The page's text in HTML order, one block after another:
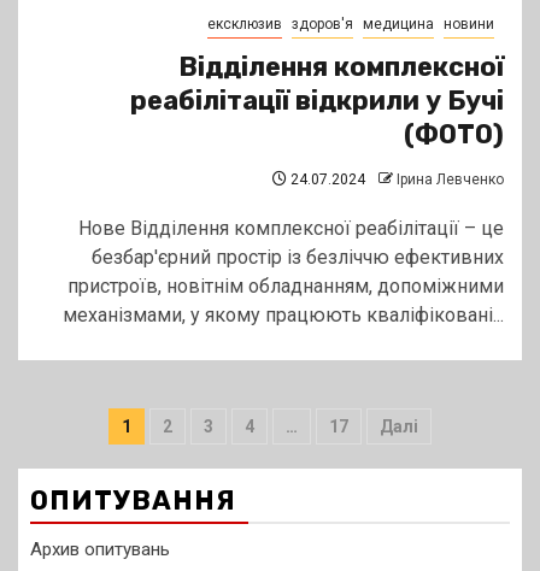
ексклюзив здоров'я медицина новини
Відділення комплексної
реабілітації відкрили у Бучі
(ФОТО)
24.07.2024 Ірина Левченко
Нове Відділення комплексної реабілітації – це
безбар'єрний простір із безліччю ефективних
пристроїв, новітнім обладнанням, допоміжними
механізмами, у якому працюють кваліфіковані...
Пагінація
записів
1 2 3 4 … 17 Далі
ОПИТУВАННЯ
Архив опитувань